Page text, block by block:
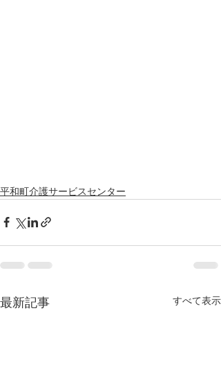
平和町介護サービスセンター
最新記事 すべて表示